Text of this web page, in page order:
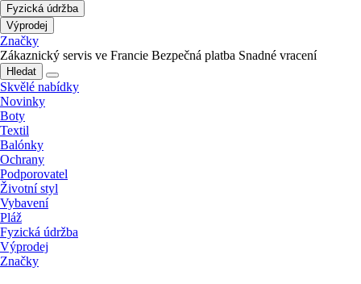
Fyzická údržba
Výprodej
Značky
Zákaznický servis ve Francie Bezpečná platba Snadné vracení
Hledat
Skvělé nabídky
Novinky
Boty
Textil
Balónky
Ochrany
Podporovatel
Životní styl
Vybavení
Pláž
Fyzická údržba
Výprodej
Značky